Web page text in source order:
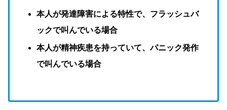
本人が発達障害による特性で、フラッシュバ
ックで叫んでいる場合
本人が精神疾患を持っていて、パニック発作
で叫んでいる場合